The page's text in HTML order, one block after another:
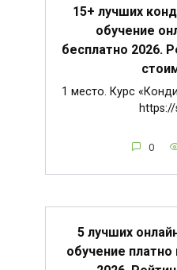
15+ лучших
обучение
бесплатно 2026.
1 место. Курс
0
5 лучших
обучение платно